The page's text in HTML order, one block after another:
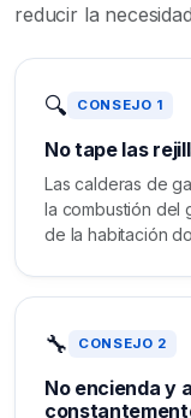
reducir la
🔍 CONSEJO 1
No tape las
Las calderas de
la combustión del
de la habitación
🔧 CONSEJO 2
No encienda y